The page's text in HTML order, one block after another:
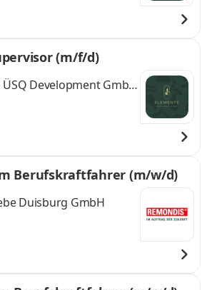
(m/f/d)
Development GmbH
& Air Bar
Berufskraftfahrer (m/w/d)
Duisburg GmbH